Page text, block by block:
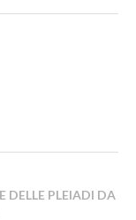
DELLE PLEIADI DA